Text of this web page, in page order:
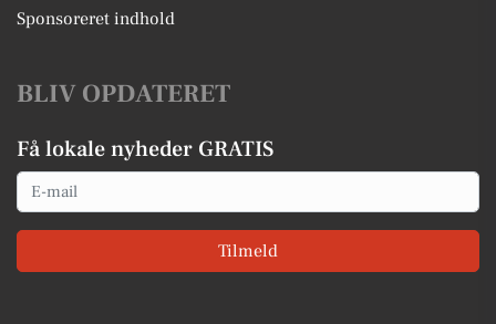
Sponsoreret indhold
BLIV OPDATERET
Få lokale nyheder GRATIS
Email
Tilmeld